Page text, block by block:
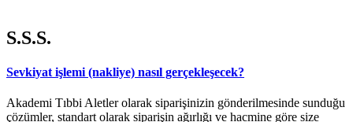
S.S.S.
Sevkiyat işlemi (nakliye) nasıl gerçekleşecek?
Akademi Tıbbi Aletler olarak siparişinizin gönderilmesinde sunduğu
çözümler, standart olarak siparişin ağırlığı ve hacmine göre size